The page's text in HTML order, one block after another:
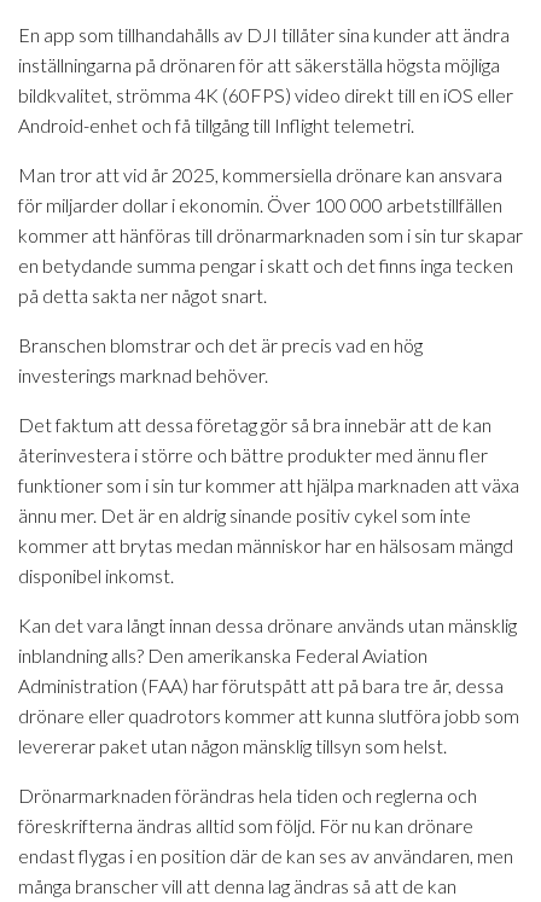
En app som tillhandahålls av DJI tillåter sina kunder att ändra
inställningarna på drönaren för att säkerställa högsta möjliga
bildkvalitet, strömma 4K (60FPS) video direkt till en iOS eller
Android-enhet och få tillgång till Inflight telemetri.
Man tror att vid år 2025, kommersiella drönare kan ansvara
för miljarder dollar i ekonomin. Över 100 000 arbetstillfällen
kommer att hänföras till drönarmarknaden som i sin tur skapar
en betydande summa pengar i skatt och det finns inga tecken
på detta sakta ner något snart.
Branschen blomstrar och det är precis vad en hög
investerings marknad behöver.
Det faktum att dessa företag gör så bra innebär att de kan
återinvestera i större och bättre produkter med ännu fler
funktioner som i sin tur kommer att hjälpa marknaden att växa
ännu mer. Det är en aldrig sinande positiv cykel som inte
kommer att brytas medan människor har en hälsosam mängd
disponibel inkomst.
Kan det vara långt innan dessa drönare används utan mänsklig
inblandning alls? Den amerikanska Federal Aviation
Administration (FAA) har förutspått att på bara tre år, dessa
drönare eller quadrotors kommer att kunna slutföra jobb som
levererar paket utan någon mänsklig tillsyn som helst.
Drönarmarknaden förändras hela tiden och reglerna och
föreskrifterna ändras alltid som följd. För nu kan drönare
endast flygas i en position där de kan ses av användaren, men
många branscher vill att denna lag ändras så att de kan